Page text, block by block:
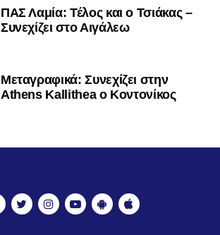
ΠΑΣ Λαμία: Τέλος και ο Τσιάκας –
Συνεχίζει στο Αιγάλεω
Mεταγραφικά: Συνεχίζει στην
Athens Kallithea ο Κοντονίκος